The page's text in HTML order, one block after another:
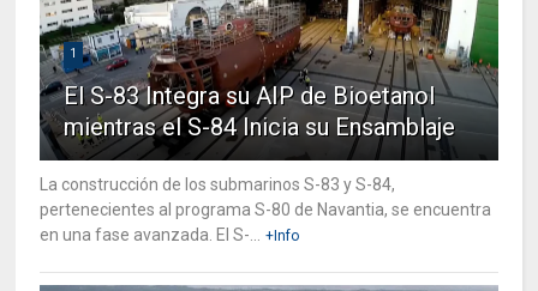
1
El S-83 Integra su AIP de Bioetanol
mientras el S-84 Inicia su Ensamblaje
La construcción de los submarinos S-83 y S-84,
pertenecientes al programa S-80 de Navantia, se encuentra
en una fase avanzada. El S-... +Info